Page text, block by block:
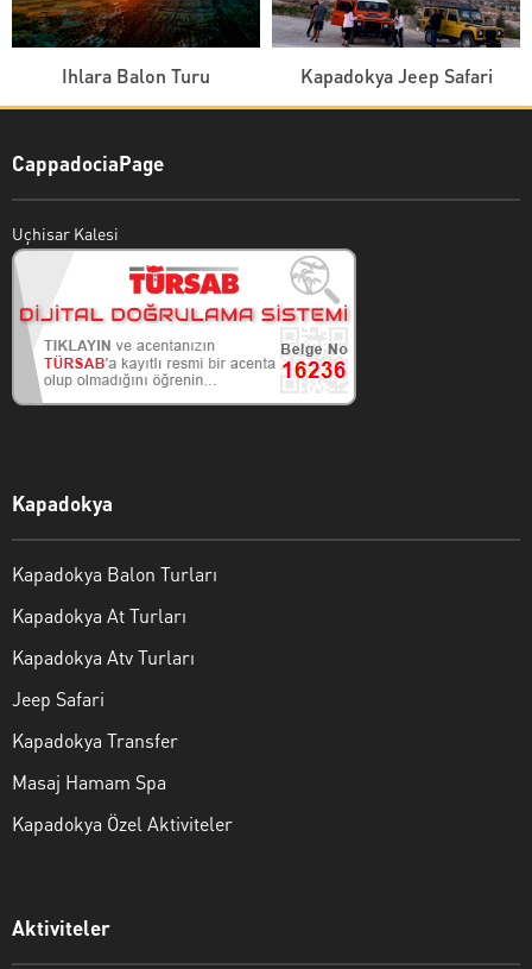
Ihlara Balon Turu Kapadokya Jeep Safari
CappadociaPage
Uçhisar Kalesi
Kapadokya
Kapadokya Balon Turları
Kapadokya At Turları
Kapadokya Atv Turları
Jeep Safari
Kapadokya Transfer
Masaj Hamam Spa
Kapadokya Özel Aktiviteler
Aktiviteler